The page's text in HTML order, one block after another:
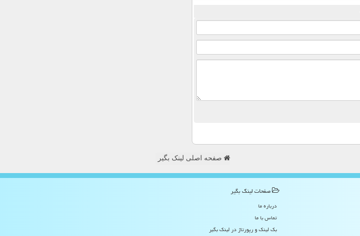
صفحه اصلی لینک بگیر
صفحات لینك بگیر
درباره ما
تماس با ما
بک لینک و رپورتاژ در لینك بگیر